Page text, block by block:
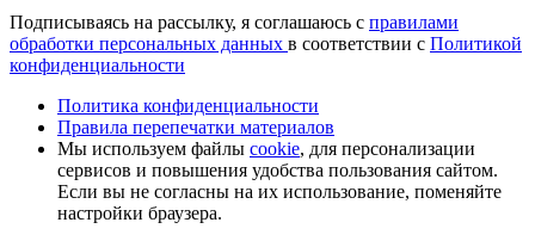
Подписываясь на рассылку, я соглашаюсь с правилами
обработки персональных данных в соответствии с Политикой
конфиденциальности
Политика конфиденциальности
Правила перепечатки материалов
Мы используем файлы cookie, для персонализации
сервисов и повышения удобства пользования сайтом.
Если вы не согласны на их использование, поменяйте
настройки браузера.